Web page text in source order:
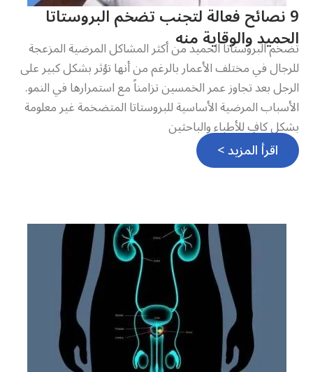
9 نصائح فعالة لتجنب تضخم البروستاتا
الحميد والوقاية منه
تضخم البروستاتا الحميد من أكثر المشاكل المرضية المزعجة
للرجال في مختلف الأعمار بالرغم من أنها تؤثر بشكل كبير على
الرجل بعد تجاوز عمر الخمسين تزامناً مع استمرارها في النمو.
الأسباب المرضية الأساسية للبروستاتا المتضخمة غير معلومة
بشكل كافٍ للأطباء والباحثين
اقرأ المزيد >